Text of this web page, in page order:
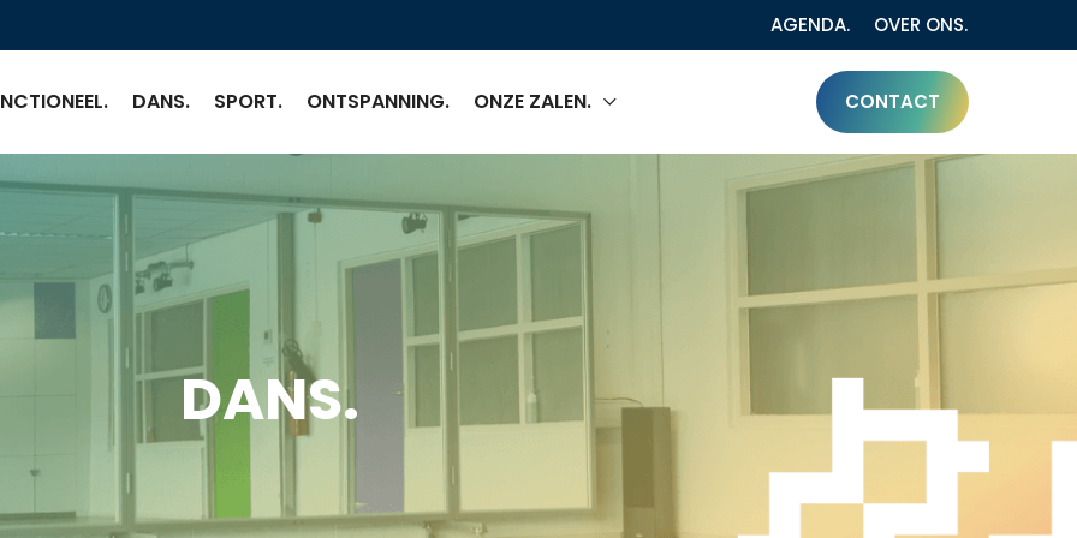
AGENDA. OVER ONS.
DANS. SPORT. ONTSPANNING. ONZE ZALEN. CONTACT
DANS.